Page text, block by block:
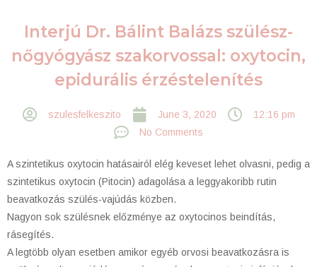
Interjú Dr. Bálint Balázs szülész-
nőgyógyász szakorvossal: oxytocin,
epidurális érzéstelenítés
szulesfelkeszito June 3, 2020
12:16 pm
No Comments
A szintetikus oxytocin hatásairól elég keveset lehet olvasni, pedig a
szintetikus oxytocin (Pitocin) adagolása a leggyakoribb rutin
beavatkozás szülés-vajúdás közben.
Nagyon sok szülésnek előzménye az oxytocinos beindítás,
rásegítés.
A legtöbb olyan esetben amikor egyéb orvosi beavatkozásra is